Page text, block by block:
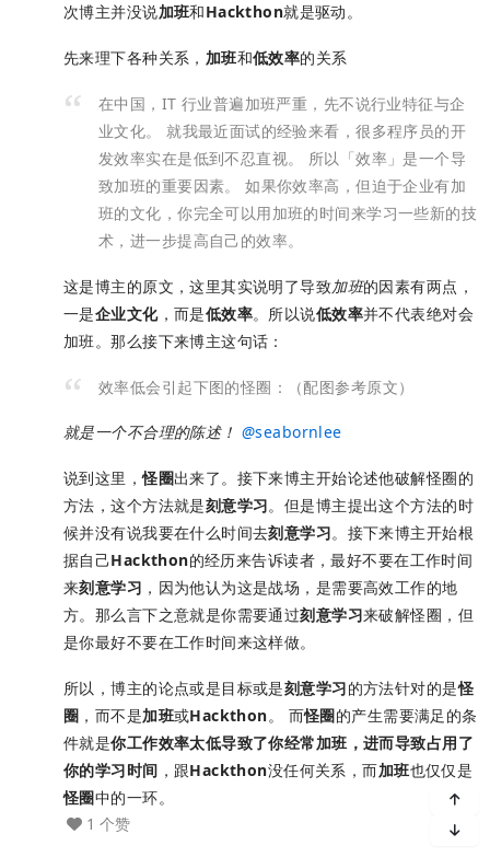
次博主并没说加班和Hackthon就是驱动。
先来理下各种关系， 加班和低效率的关系
在中国，IT 行业普遍加班严重，先不说行业特征与企
业文化。 就我最近面试的经验来看，很多程序员的开
发效率实在是低到不忍直视。
所以「效率」是一个导
致加班的重要因素。 如果你效率高，但迫于企业有加
班的文化，你完全可以用加班的时间来学习一些新的技
术，进一步提高自己的效率。
这是博主的原文，这里其实说明了导致加班的因素有两点，
一是企业文化，而是低效率。所以说低效率并不代表绝对会
加班。那么接下来博主这句话：
效率低会引起下图的怪圈：（配图参考原文）
就是一个不合理的陈述！ @seabornlee
说到这里，怪圈出来了。接下来博主开始论述他破解怪圈的
方法，这个方法就是刻意学习。但是博主提出这个方法的时
候并没有说我要在什么时间去刻意学习。接下来博主开始根
据自己Hackthon的经历来告诉读者，最好不要在工作时间
来刻意学习 ，因为他认为这是战场，是需要高效工作的地
方。那么言下之意就是你需要通过刻意学习来破解怪圈，但
是你最好不要在工作时间来这样做。
所以，博主的论点或是目标或是刻意学习的方法针对的是怪
圈 ，而不是加班或Hackthon。 而怪圈的产生需要满足的条
件就是你工作效率太低导致了你经常加班，进而导致占用了
你的学习时间 ，跟Hackthon没任何关系，而加班也仅仅是
怪圈中的一环。
1 个赞